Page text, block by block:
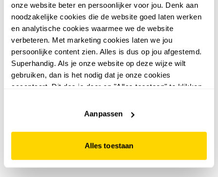
onze website beter en persoonlijker voor jou. Denk aan
noodzakelijke cookies die de website goed laten werken
en analytische cookies waarmee we de website
verbeteren. Met marketing cookies laten we jou
persoonlijke content zien. Alles is dus op jou afgestemd.
Superhandig. Als je onze website op deze wijze wilt
gebruiken, dan is het nodig dat je onze cookies
accepteert. Dit doe je door op "Alles toestaan" te klikken.
website niet optimaal functioneert.
Aanpassen
Alles toestaan